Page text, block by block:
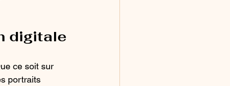
digitale
ce soit sur
portraits